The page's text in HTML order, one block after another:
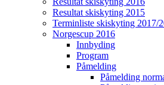
Resultat skiskyting 2015
Terminliste skiskyting 2017/
Norgescup 2016
Innbyding
Program
Påmelding
Påmelding